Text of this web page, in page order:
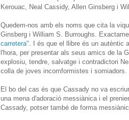
Kerouac, Neal Cassidy, Allen Ginsberg i
Quedem-nos amb els noms que cita la
Ginsberg i William S. Burroughs.
carretera". I és que el llibre és un autèntic
l'hora, per presentar als seus amics de la
explosiu, tendre, salvatge i contradictori
colla de joves incomformistes i somiadors.
El bo del cas és que Cassady no va
una mena d'adoració messiànica i el
Cassady, potser també de forma